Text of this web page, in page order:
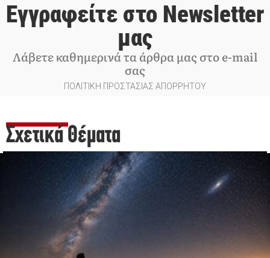
Εγγραφείτε στο Newsletter
μας
Λάβετε καθημερινά τα άρθρα μας στο e-mail
σας
ΠΟΛΙΤΙΚΗ ΠΡΟΣΤΑΣΙΑΣ ΑΠΟΡΡΗΤΟΥ
Σχετικά Θέματα